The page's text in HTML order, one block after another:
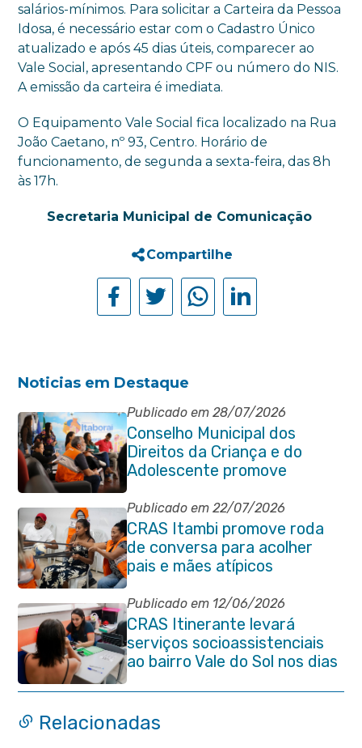
salários-mínimos. Para solicitar a Carteira da Pessoa
Idosa, é necessário estar com o Cadastro Único
atualizado e após 45 dias úteis, comparecer ao
Vale Social, apresentando CPF ou número do NIS.
A emissão da carteira é imediata.
O Equipamento Vale Social fica localizado na Rua
João Caetano, nº 93, Centro. Horário de
funcionamento, de segunda a sexta-feira, das 8h
às 17h.
Secretaria Municipal de Comunicação
Compartilhe
Noticias em Destaque
Publicado em 28/07/2026
Conselho Municipal dos
Direitos da Criança e do
Adolescente promove
reunião de alinhamento com
órgãos públicos
Publicado em 22/07/2026
CRAS Itambi promove roda
de conversa para acolher
pais e mães atípicos
Publicado em 12/06/2026
CRAS Itinerante levará
serviços socioassistenciais
ao bairro Vale do Sol nos dias
15 e 16 de junho e Vila
Gabriela 18 de junho
Relacionadas